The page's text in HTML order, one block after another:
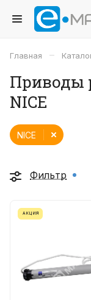
Главная –
Приводы
NICE
NICE
Фильтр
АКЦИЯ